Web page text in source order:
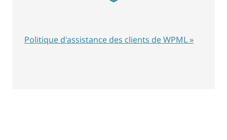
Politique d'assistance des clients de WPML »